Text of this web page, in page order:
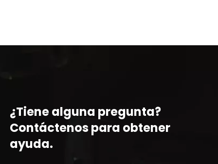
¿Tiene alguna pregunta?
Contáctenos para obtener
ayuda.